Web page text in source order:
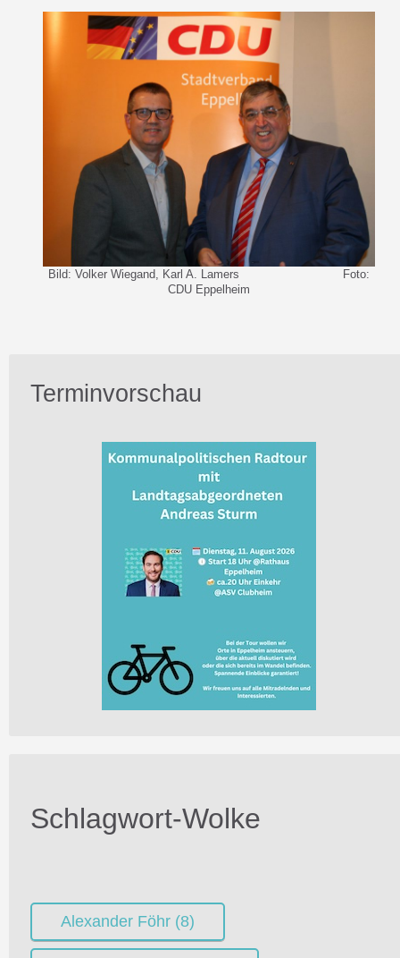
Bild: Volker Wiegand, Karl A. Lamers Foto:
CDU Eppelheim
Terminvorschau
Schlagwort-Wolke
Alexander Föhr (8)